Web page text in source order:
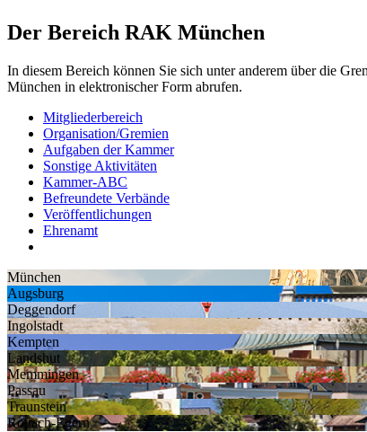
Der Bereich RAK München
In diesem Bereich können Sie sich unter anderem über die
München in elektronischer Form abrufen.
Mitgliederbereich
Organisation/Gremien
Aufgaben der Kammer
Sonstige Aktivitäten
Kammer-ABC
Befreundete Verbände
Veröffentlichungen
Ehrenamt
München
Augsburg
Deggendorf
Ingolstadt
Kempten
Landshut
Memmingen
Passau
Traunstein
Rottach-Egern